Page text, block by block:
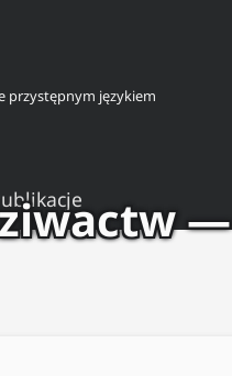
przystępnym językiem
—